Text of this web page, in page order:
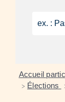
Accueil
> Élections